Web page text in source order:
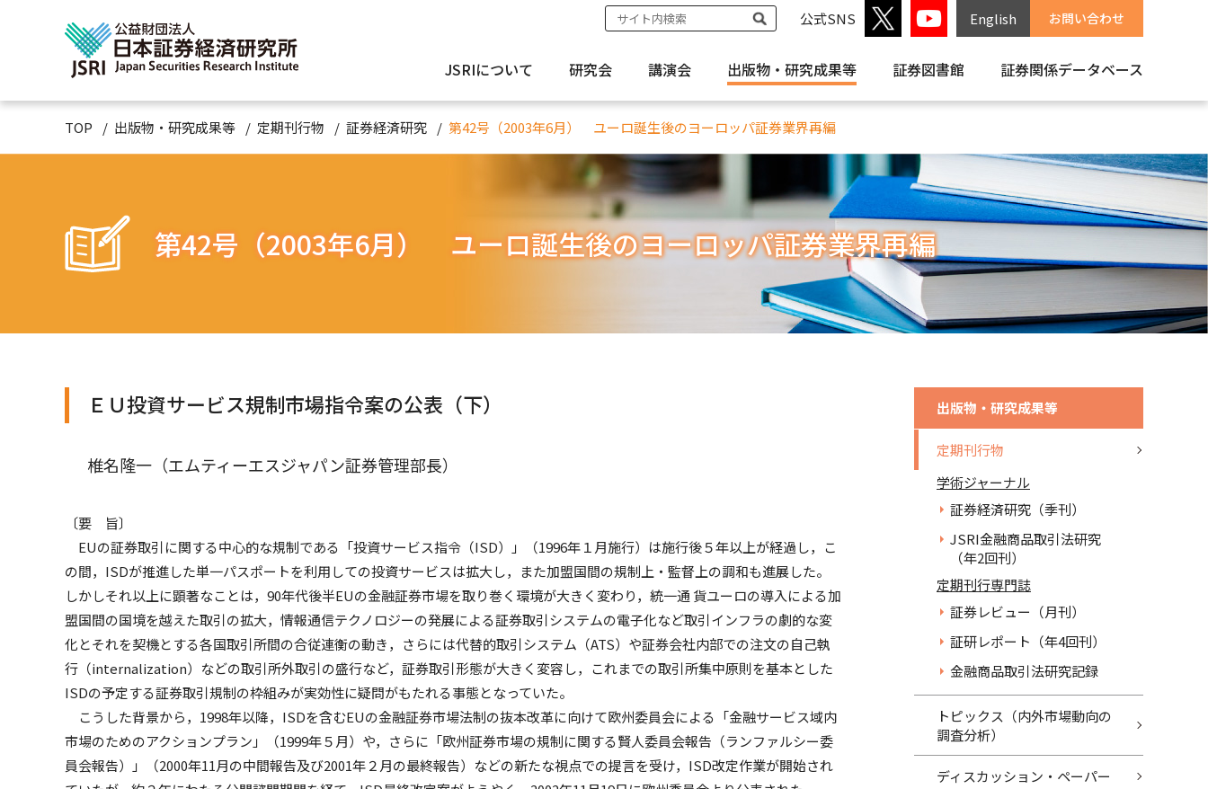
公式SNS English お問い合わせ
JSRIについて 研究会 講演会 出版物・ 研究成果等 証券図書館 証券関係データベース
TOP 出版物・研究成果等 定期刊行物 証券経済研究 第42号（2003年6月） ユーロ誕生後のヨーロッパ証券業界再編
第42号（2003年6月） ユーロ誕生後のヨーロッパ証券業界再編
ＥＵ投資サービス規制市場指令案の公表（下）
椎名隆一（エムティーエスジャパン証券管理部長）
〔要 旨〕
EUの証券取引に関する中心的な規制である「投資サービス指令（ISD）」（1996年１月施行）は施行後５年以上が経過し，こ
の間，ISDが推進した単一パスポートを利用しての投資サービスは拡大し，また加盟国間の規制上・監督上の調和も進展した。
しかしそれ以上に顕著なことは，90年代後半EUの金融証券市場を取り巻く環境が大きく変わり，統一通 貨ユーロの導入による加
盟国間の国境を越えた取引の拡大，情報通信テクノロジーの発展による証券取引システムの電子化など取引インフラの劇的な変
化とそれを契機とする各国取引所間の合従連衡の動き，さらには代替的取引システム（ATS）や証券会社内部での注文の自己執
行（internalization）などの取引所外取引の盛行など，証券取引形態が大きく変容し，これまでの取引所集中原則を基本とした
ISDの予定する証券取引規制の枠組みが実効性に疑問がもたれる事態となっていた。
こうした背景から，1998年以降，ISDを含むEUの金融証券市場法制の抜本改革に向けて欧州委員会による「金融サービス域内
市場のためのアクションプラン」（1999年５月）や，さらに「欧州証券市場の規制に関する賢人委員会報告（ランファルシー委
員会報告）」（2000年11月の中間報告及び2001年２月の最終報告）などの新たな視点での提言を受け，ISD改定作業が開始され
出版物・研究成果等
定期刊行物
学術ジャーナル
証券経済研究（季刊）
JSRI金融商品取引法研究
（年2回刊）
定期刊行専門誌
証券レビュー（月刊）
証研レポート（年4回刊）
金融商品取引法研究記録
トピックス（内外市場動向の
調査分析）
ディスカッション・ペーパー